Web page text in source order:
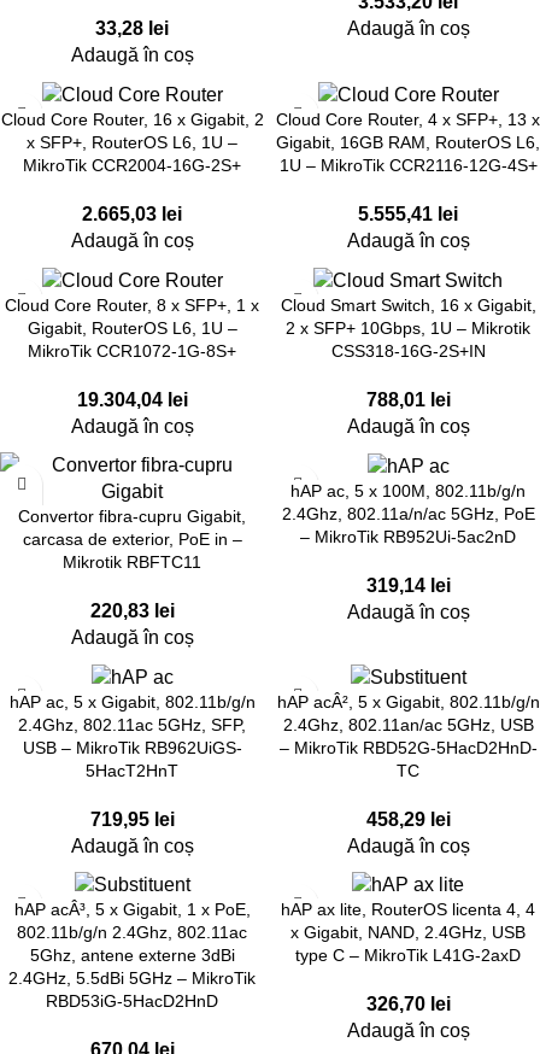
33,28 lei
Adaugă în coș
Adaugă în coș
Cloud Core Router, 16 x Gigabit, 2
x SFP+, RouterOS L6, 1U –
MikroTik CCR2004-16G-2S+
2.665,03 lei
Adaugă în coș
Cloud Core Router, 4 x SFP+, 13 x
Gigabit, 16GB RAM, RouterOS L6,
1U – MikroTik CCR2116-12G-4S+
5.555,41 lei
Adaugă în coș
Cloud Core Router, 8 x SFP+, 1 x
Gigabit, RouterOS L6, 1U –
MikroTik CCR1072-1G-8S+
19.304,04 lei
Adaugă în coș
Cloud Smart Switch, 16 x Gigabit,
2 x SFP+ 10Gbps, 1U – Mikrotik
CSS318-16G-2S+IN
788,01 lei
Adaugă în coș
Convertor fibra-cupru Gigabit,
carcasa de exterior, PoE in –
Mikrotik RBFTC11
220,83 lei
Adaugă în coș
hAP ac, 5 x 100M, 802.11b/g/n
2.4Ghz, 802.11a/n/ac 5GHz, PoE
– MikroTik RB952Ui-5ac2nD
319,14 lei
Adaugă în coș
hAP ac, 5 x Gigabit, 802.11b/g/n
2.4Ghz, 802.11ac 5GHz, SFP,
USB – MikroTik RB962UiGS-
5HacT2HnT
719,95 lei
Adaugă în coș
hAP acÂ², 5 x Gigabit, 802.11b/g/n
2.4Ghz, 802.11an/ac 5GHz, USB
– MikroTik RBD52G-5HacD2HnD-
TC
458,29 lei
Adaugă în coș
hAP acÂ³, 5 x Gigabit, 1 x PoE,
802.11b/g/n 2.4Ghz, 802.11ac
5Ghz, antene externe 3dBi
2.4GHz, 5.5dBi 5GHz – MikroTik
RBD53iG-5HacD2HnD
hAP ax lite, RouterOS licenta 4, 4
x Gigabit, NAND, 2.4GHz, USB
type C – MikroTik L41G-2axD
326,70 lei
Adaugă în coș